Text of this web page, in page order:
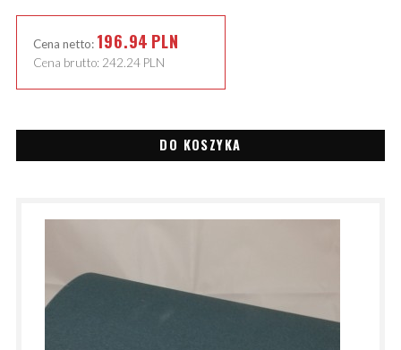
Cena netto: 196.94 PLN
Cena brutto: 242.24 PLN
DO KOSZYKA